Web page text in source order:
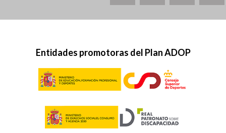
Entidades promotoras del Plan ADOP